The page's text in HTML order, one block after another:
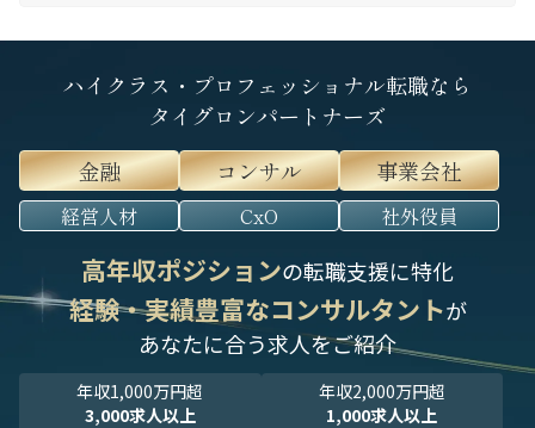
ハイクラス・プロフェッショナル転職なら
タイグロンパートナーズ
金融
コンサル 事業会社
経営人材 CxO 社外役員
高年収ポジションの転職支援に特化
経験・実績豊富なコンサルタントが
あなたに合う求人をご紹介
年収1,000万円超
3,000求人以上
年収2,000万円超
1,000求人以上